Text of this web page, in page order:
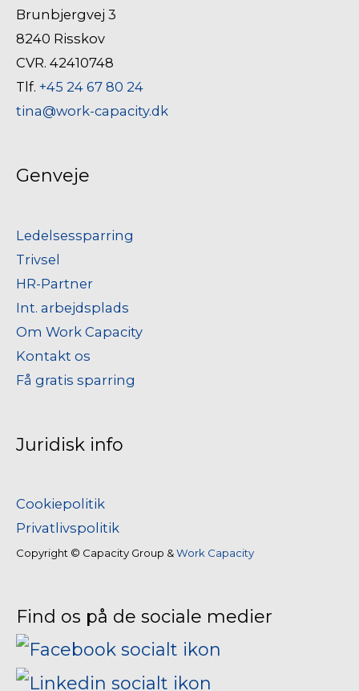
Brunbjergvej 3
8240 Risskov
CVR. 42410748
Tlf. +45 24 67 80 24
tina@work-capacity.dk
Genveje
Ledelsessparring
Trivsel
HR-Partner
Int. arbejdsplads
Om Work Capacity
Kontakt os
Få gratis sparring
Juridisk info
Cookiepolitik
Privatlivspolitik
Copyright © Capacity Group &Work Capacity
Find os på de sociale medier